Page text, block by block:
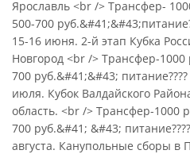
Ярославль <br /> Трансфер-
500-700
15-16 июня. 2-й этап Кубка
Новгород <br /> Трансфер-1000
700 руб.&#41;&#43;
июля. Кубок Валдайского
область. <br /> Трансфер-1000
700 руб.&#41; &#43;
августа. Канупольные сборы в